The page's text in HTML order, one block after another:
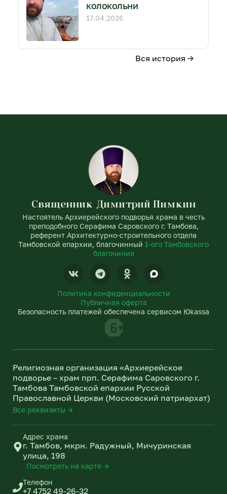
колокольни
17.04.2026
Вся история →
Священник Димитрий Пимкин
Настоятель Архиерейского подворья храма в честь
преподобного Серафима Саровского г. Тамбова,
референт Архитектурно-строительного отдела
Тамбовской епархии, благочинный 1-ого Тамбовского
благочиния
V
k
T
e
e
g
m
O
d
o
k
s
i
k
i
Политика конфиденциальности
Публичная оферта
Безопасность платежей обеспечена сервисом Юkassa
Религиозная организация «Архиерейское
подворье – храм прп. Серафима Саровского г.
Тамбова Тамбовской епархии Русской
Православной Церкви (Московский патриархат)
Все реквизиты →
Адрес храма
г. Тамбов, мкрн. Радужный, Мичуринская
улица, 198
Посмотреть на карте →
Телефон
+7 4752 49-26-32